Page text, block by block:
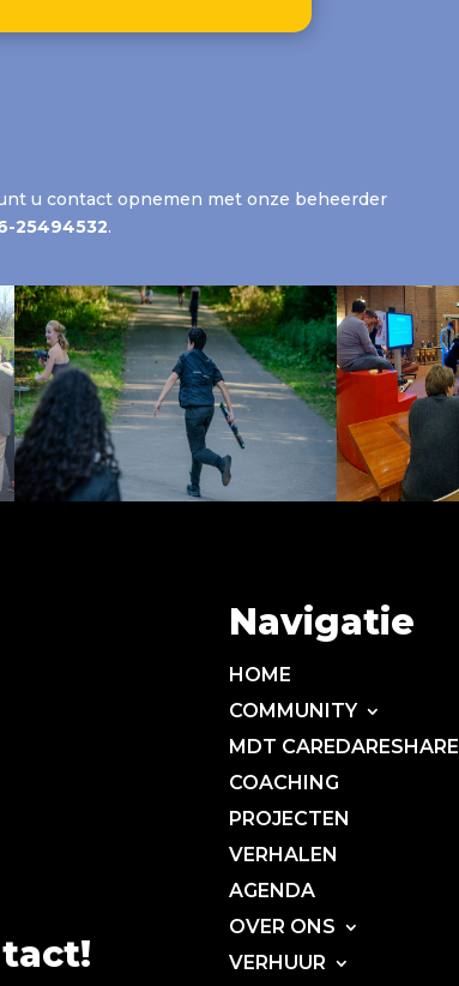
u contact opnemen met onze beheerder
25494532.
Navigatie
HOME
COMMUNITY
MDT CAREDARESHARE
COACHING
PROJECTEN
VERHALEN
AGENDA
OVER ONS
VERHUUR